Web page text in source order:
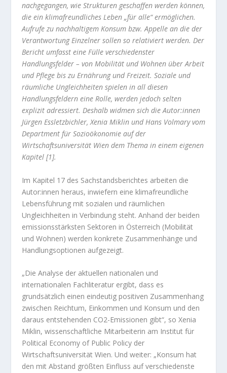
nachgegangen, wie Strukturen geschaffen werden können,
die ein klimafreundliches Leben „für alle“ ermöglichen.
Aufrufe zu nachhaltigem Konsum bzw. Appelle an die der
Verantwortung Einzelner sollen so relativiert werden. Der
Bericht umfasst eine Fülle verschiedenster
Handlungsfelder – von Mobilität und Wohnen über Arbeit
und Pflege bis zu Ernährung und Freizeit. Soziale und
räumliche Ungleichheiten spielen in all diesen
Handlungsfeldern eine Rolle, werden jedoch selten
explizit adressiert. Deshalb widmen sich die Autor:innen
Jürgen Essletzbichler, Xenia Miklin und Hans Volmary vom
Department für Sozioökonomie auf der
Wirtschaftsuniversität Wien dem Thema in einem eigenen
Kapitel [1].
Im Kapitel 17 des Sachstandsberichtes arbeiten die
Autor:innen heraus, inwiefern eine klimafreundliche
Lebensführung mit sozialen und räumlichen
Ungleichheiten in Verbindung steht. Anhand der beiden
emissionsstärksten Sektoren in Österreich (Mobilität
und Wohnen) werden konkrete Zusammenhänge und
Handlungsoptionen aufgezeigt.
„Die Analyse der aktuellen nationalen und
internationalen Fachliteratur ergibt, dass es
grundsätzlich einen eindeutig positiven Zusammenhang
zwischen Reichtum, Einkommen und Konsum und den
daraus entstehenden CO2-Emissionen gibt“, so Xenia
Miklin, wissenschaftliche Mitarbeiterin am Institut für
Political Economy of Public Policy der
Wirtschaftsuniversität Wien. Und weiter: „Konsum hat
den mit Abstand größten Einfluss auf verschiedenste